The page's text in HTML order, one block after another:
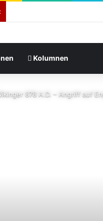
Kolumnen
878 A.D. – Angriff auf